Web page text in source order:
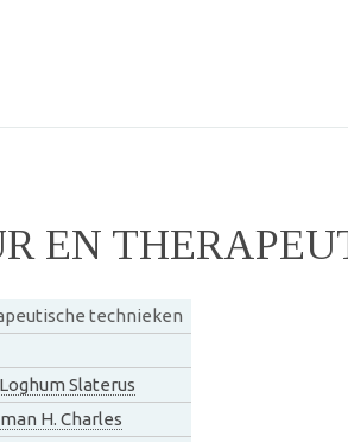
EN
technieken
Slaterus
H. Charles